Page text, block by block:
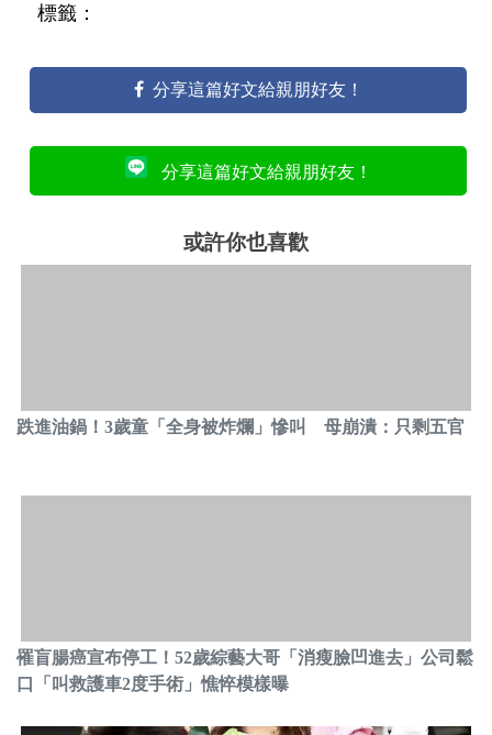
標籤：
分享這篇好文給親朋好友！
分享這篇好文給親朋好友！
或許你也喜歡
跌進油鍋！3歲童「全身被炸爛」慘叫 母崩潰：只剩五官
罹盲腸癌宣布停工！52歲綜藝大哥「消瘦臉凹進去」公司鬆
口「叫救護車2度手術」憔悴模樣曝